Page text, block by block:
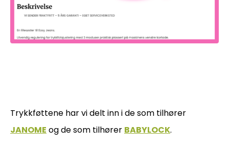
Trykkføttene har vi delt inn i de som tilhører
JANOME og de som tilhører BABYLOCK.